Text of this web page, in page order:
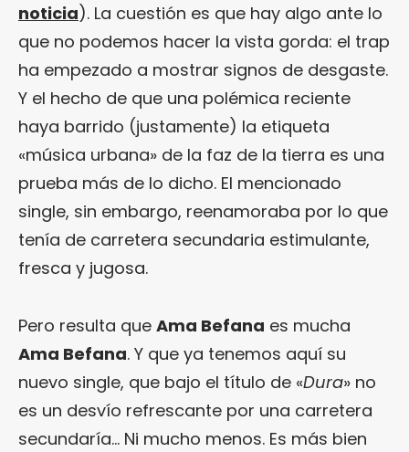
noticia). La cuestión es que hay algo ante lo
que no podemos hacer la vista gorda: el trap
ha empezado a mostrar signos de desgaste.
Y el hecho de que una polémica reciente
haya barrido (justamente) la etiqueta
«música urbana» de la faz de la tierra es una
prueba más de lo dicho. El mencionado
single, sin embargo, reenamoraba por lo que
tenía de carretera secundaria estimulante,
fresca y jugosa.
Pero resulta que Ama Befana es mucha
Ama Befana. Y que ya tenemos aquí su
nuevo single, que bajo el título de «Dura» no
es un desvío refrescante por una carretera
secundaría… Ni mucho menos. Es más bien